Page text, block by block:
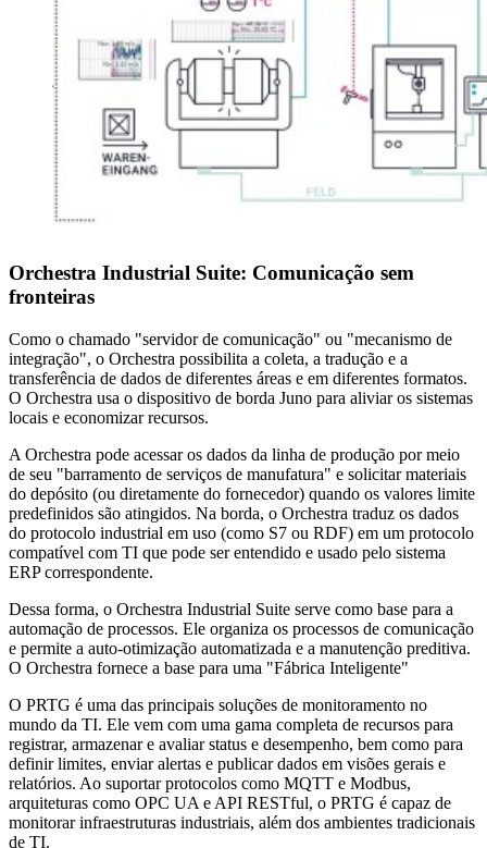
Orchestra Industrial Suite: Comunicação sem
fronteiras
Como o chamado "servidor de comunicação" ou "mecanismo de
integração", o Orchestra possibilita a coleta, a tradução e a
transferência de dados de diferentes áreas e em diferentes formatos.
O Orchestra usa o dispositivo de borda Juno para aliviar os sistemas
locais e economizar recursos.
A Orchestra pode acessar os dados da linha de produção por meio
de seu "barramento de serviços de manufatura" e solicitar materiais
do depósito (ou diretamente do fornecedor) quando os valores limite
predefinidos são atingidos. Na borda, o Orchestra traduz os dados
do protocolo industrial em uso (como S7 ou RDF) em um protocolo
compatível com TI que pode ser entendido e usado pelo sistema
ERP correspondente.
Dessa forma, o Orchestra Industrial Suite serve como base para a
automação de processos. Ele organiza os processos de comunicação
e permite a auto-otimização automatizada e a manutenção preditiva.
O Orchestra fornece a base para uma "Fábrica Inteligente"
O PRTG é uma das principais soluções de monitoramento no
mundo da TI. Ele vem com uma gama completa de recursos para
registrar, armazenar e avaliar status e desempenho, bem como para
definir limites, enviar alertas e publicar dados em visões gerais e
relatórios. Ao suportar protocolos como MQTT e Modbus,
arquiteturas como OPC UA e API RESTful, o PRTG é capaz de
monitorar infraestruturas industriais, além dos ambientes tradicionais
de TI.